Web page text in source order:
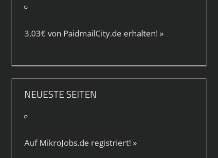
3,03€ von PaidmailCity.de erhalten! »
NEUESTE SEITEN
AufMikroJobs.de registriert! »